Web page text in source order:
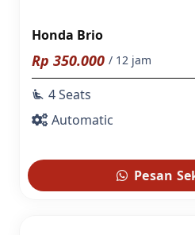
Honda Brio
Rp 350.000 / 12 jam
airline_seat_recline_extra 4 Seats
Automatic
Pesan